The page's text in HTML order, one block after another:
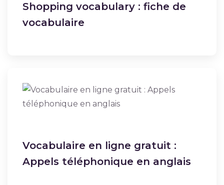
Shopping vocabulary : fiche de
vocabulaire
Vocabulaire en ligne gratuit :
Appels téléphonique en anglais